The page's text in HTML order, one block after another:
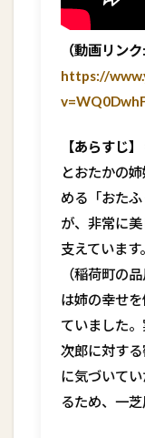
（動画リンク:
https://
【あらすじ】
とおたかの
める「おた
が、非常に
支えていま
（稲荷町の
は姉の幸せ
ていました
次郎に対す
に気づいて
るため、一芝